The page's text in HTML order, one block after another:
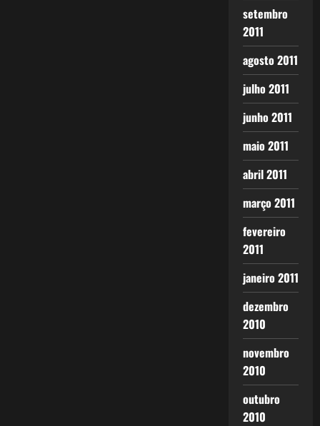
setembro
2011
agosto 2011
julho 2011
junho 2011
maio 2011
abril 2011
março 2011
fevereiro
2011
janeiro 2011
dezembro
2010
novembro
2010
outubro
2010